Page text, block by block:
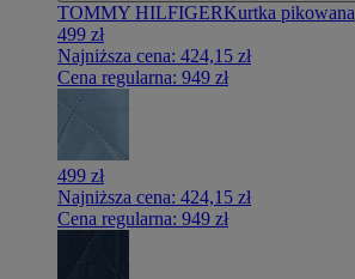
TOMMY HILFIGERKurtka pikowana
499 zł
Najniższa cena: 424,15 zł
Cena regularna: 949 zł
499 zł
Najniższa cena: 424,15 zł
Cena regularna: 949 zł